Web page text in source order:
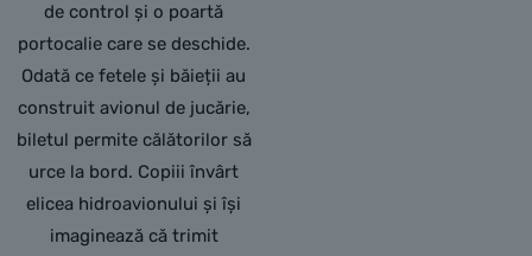
de control și o poartă
portocalie care se deschide.
Odată ce fetele și băieții au
construit avionul de jucărie,
biletul permite călătorilor să
urce la bord. Copiii învârt
elicea hidroavionului și își
imaginează că trimit